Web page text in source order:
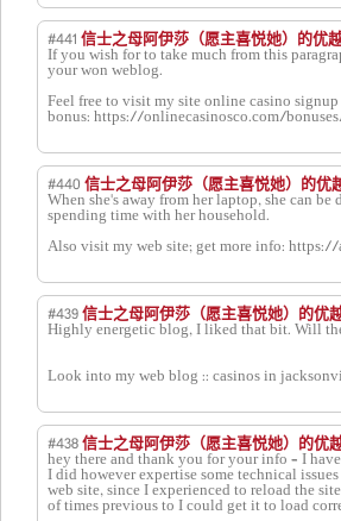
#441 信士之母阿伊莎（愿主喜悦她）的优
If you wish for to take much from this
your won weblog.
Feel free to visit my site online casino signup
bonus: https://onlinecasinosco.com/
#440 信士之母阿伊莎（愿主喜悦她）的优
When she's away from her laptop, she can
spending time with her household.
Also visit my web site; get more info:
#439 信士之母阿伊莎（愿主喜悦她）的优
Highly energetic blog, I liked that bit. Will
Look into my web blog :: casinos in
#438 信士之母阿伊莎（愿主喜悦她）的优
hey there and thank you for your info – I
I did however expertise some technical
web site, since I experienced to reload the
of times previous to I could get it to load